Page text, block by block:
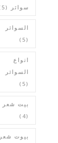
سواتر
(5)
السواتر
(5)
انواع
السواتر
(5)
بيت شعر
(4)
بيوت شعر